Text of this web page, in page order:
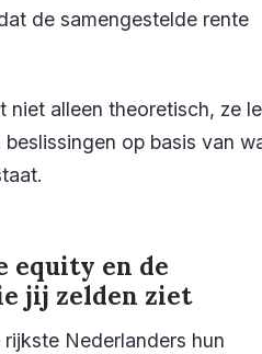
de samengestelde rente
niet alleen theoretisch, ze
beslissingen op basis van
equity en de
jij zelden ziet
Nederlanders hun